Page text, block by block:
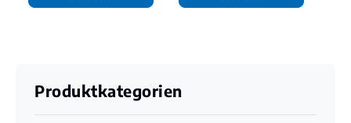
Produktkategorien